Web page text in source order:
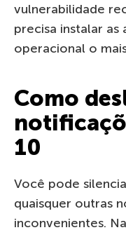
vulnerabilidade
precisa instalar as
operacional o
Como
10
Você pode
quaisquer outras
inconvenientes.